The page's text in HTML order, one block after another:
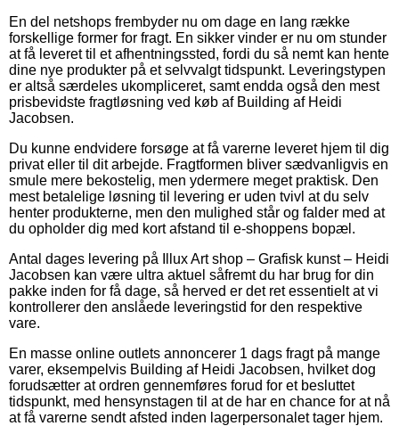
En del netshops frembyder nu om dage en lang række
forskellige former for fragt. En sikker vinder er nu om stunder
at få leveret til et afhentningssted, fordi du så nemt kan hente
dine nye produkter på et selvvalgt tidspunkt. Leveringstypen
er altså særdeles ukompliceret, samt endda også den mest
prisbevidste fragtløsning ved køb af Building af Heidi
Jacobsen.
Du kunne endvidere forsøge at få varerne leveret hjem til dig
privat eller til dit arbejde. Fragtformen bliver sædvanligvis en
smule mere bekostelig, men ydermere meget praktisk. Den
mest betalelige løsning til levering er uden tvivl at du selv
henter produkterne, men den mulighed står og falder med at
du opholder dig med kort afstand til e-shoppens bopæl.
Antal dages levering på Illux Art shop – Grafisk kunst – Heidi
Jacobsen kan være ultra aktuel såfremt du har brug for din
pakke inden for få dage, så herved er det ret essentielt at vi
kontrollerer den anslåede leveringstid for den respektive
vare.
En masse online outlets annoncerer 1 dags fragt på mange
varer, eksempelvis Building af Heidi Jacobsen, hvilket dog
forudsætter at ordren gennemføres forud for et besluttet
tidspunkt, med hensynstagen til at de har en chance for at nå
at få varerne sendt afsted inden lagerpersonalet tager hjem.